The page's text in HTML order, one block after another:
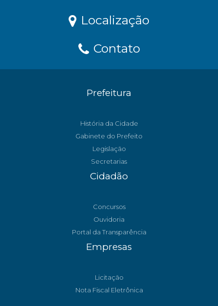
Localização
Contato
Prefeitura
História da Cidade
Gabinete do Prefeito
Legislação
Secretarias
Cidadão
Concursos
Ouvidoria
Portal da Transparência
Empresas
Licitação
Nota Fiscal Eletrônica